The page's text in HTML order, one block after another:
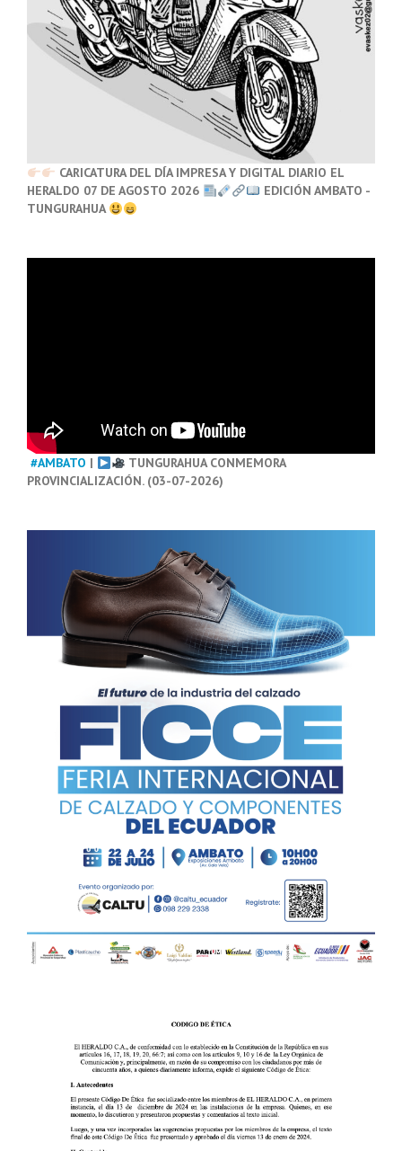
CARICATURA DEL DÍA IMPRESA Y DIGITAL DIARIO EL
HERALDO 07 DE AGOSTO 2026
EDICIÓN AMBATO -
TUNGURAHUA
#AMBATO |
TUNGURAHUA CONMEMORA
PROVINCIALIZACIÓN. (03-07-2026)